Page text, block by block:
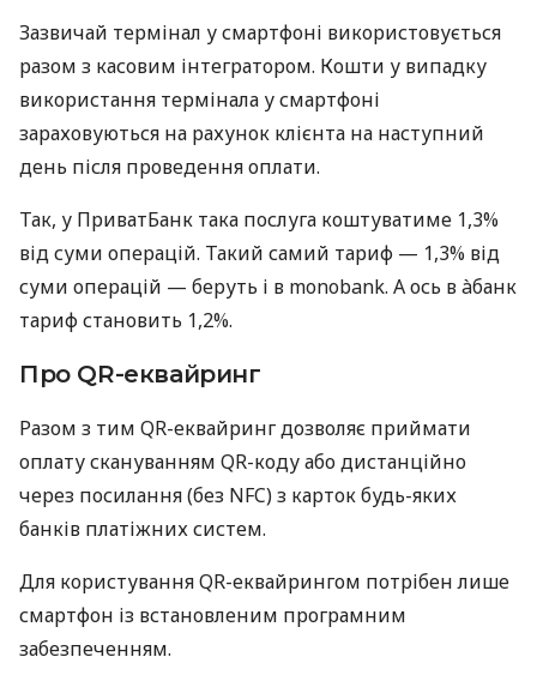
Зазвичай термінал у смартфоні використовується
разом з касовим інтегратором. Кошти у випадку
використання термінала у смартфоні
зараховуються на рахунок клієнта на наступний
день після проведення оплати.
Так, у ПриватБанк така послуга коштуватиме 1,3%
від суми операцій. Такий самий тариф — 1,3% від
суми операцій — беруть і в monobank. А ось в àбанк
тариф становить 1,2%.
Про QR-еквайринг
Разом з тим QR-еквайринг дозволяє приймати
оплату скануванням QR-коду або дистанційно
через посилання (без NFC) з карток будь-яких
банків платіжних систем.
Для користування QR-еквайрингом потрібен лише
смартфон із встановленим програмним
забезпеченням.